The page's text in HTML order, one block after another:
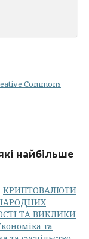
Commons
найбільше
КРИПТОВАЛЮТИ
ТА ВИКЛИКИ
та